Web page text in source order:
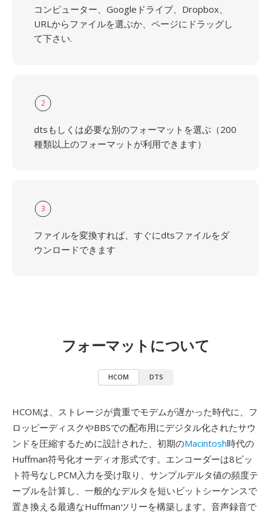
コンピューター、Googleドライブ、Dropbox、
URLからファイルを選ぶか、ページにドラッグし
て下さい.
2
dtsもしくは必要な別のフォーマットを選ぶ（200
種類以上のフォーマットが利用できます）
3
ファイルを変換すれば、すぐにdtsファイルをダ
ウンロードできます
フォーマットについて
HCOM DTS
HCOMは、ストレージが貴重でモデムが遅かった時代に、フ
ロッピーディスクやBBSでの配布用にデジタル化されたサウ
ンドを圧縮するために設計された、初期のMacintosh時代の
Huffman符号化オーディオ形式です。エンコーダーは8ビッ
ト符号なしPCM入力を受け取り、サンプルデルタ値の頻度テ
ーブルを計算し、一般的なデルタを短いビットシーケンスで
置き換える最適なHuffmanツリーを構築します。音声録音で